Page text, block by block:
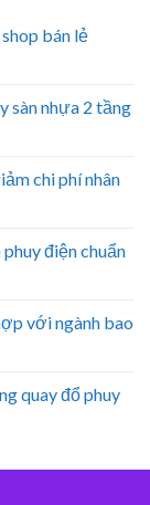
bán lẻ
sàn nhựa 2 tầng
chi phí nhân
điện chuẩn
với ngành bao
quay đổ phuy